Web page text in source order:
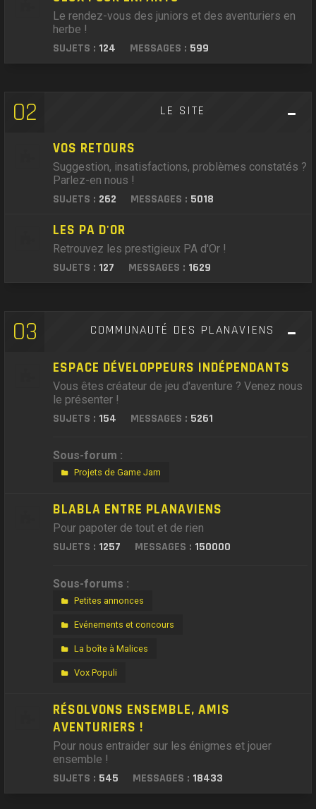
Le rendez-vous des juniors et des aventuriers en
herbe !
SUJETS : 124 MESSAGES : 599
02 LE SITE
VOS RETOURS
Suggestion, insatisfactions, problèmes constatés ?
Parlez-en nous !
SUJETS : 262 MESSAGES : 5018
LES PA D'OR
Retrouvez les prestigieux PA d'Or !
SUJETS : 127 MESSAGES : 1629
03 COMMUNAUTÉ DES PLANAVIENS
ESPACE DÉVELOPPEURS INDÉPENDANTS
Vous êtes créateur de jeu d'aventure ? Venez nous
le présenter !
SUJETS : 154 MESSAGES : 5261
Sous-forum :
Projets de Game Jam
BLABLA ENTRE PLANAVIENS
Pour papoter de tout et de rien
SUJETS : 1257 MESSAGES : 150000
Sous-forums :
Petites annonces
Evénements et concours
La boîte à Malices
Vox Populi
RÉSOLVONS ENSEMBLE, AMIS
AVENTURIERS !
Pour nous entraider sur les énigmes et jouer
ensemble !
SUJETS : 545 MESSAGES : 18433